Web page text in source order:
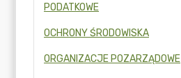
PODATKOWE
OCHRONY ŚRODOWISKA
ORGANIZACJE POZARZĄDOWE